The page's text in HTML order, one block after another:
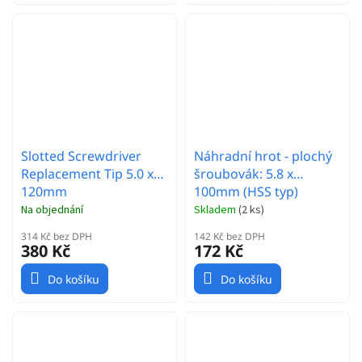
Slotted Screwdriver
Replacement Tip 5.0 x
120mm
Na objednání
314 Kč bez DPH
380 Kč
Do košíku
Náhradní hrot - plochý
šroubovák: 5.8 x
100mm (HSS typ)
Skladem (2 ks)
142 Kč bez DPH
172 Kč
Do košíku